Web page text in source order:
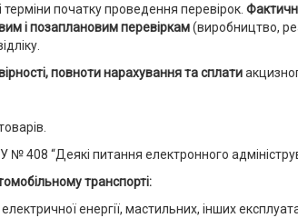
початку проведення перевірок.
і позаплановим перевіркам(виробництво,
повноти нарахування та сплати
408 “Деякі питання електронного
транспорті:
електричної енергії, мастильних, інших